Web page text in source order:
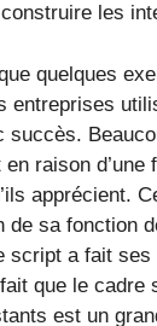
les
quelques
entreprises
succès.
raison d’une
apprécient.
de sa fonction
script a fait ses
que le cadre
est un